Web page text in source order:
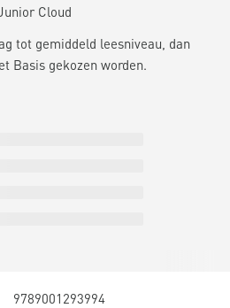
Cloud
tot gemiddeld leesniveau, dan
Basis gekozen worden.
9789001293994